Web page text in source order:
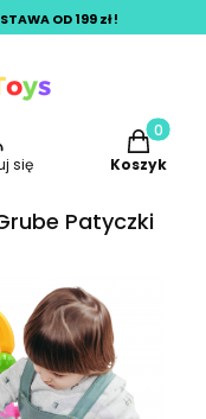
OD 199 zł !
się
Produkty
Koszyk
Patyczki